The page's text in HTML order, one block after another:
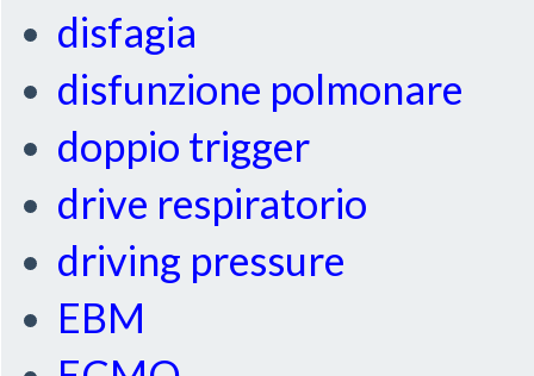
disfagia
disfunzione polmonare
doppio trigger
drive respiratorio
driving pressure
EBM